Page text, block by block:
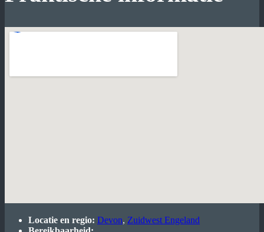
Locatie en regio: Devon, Zuidwest Engeland